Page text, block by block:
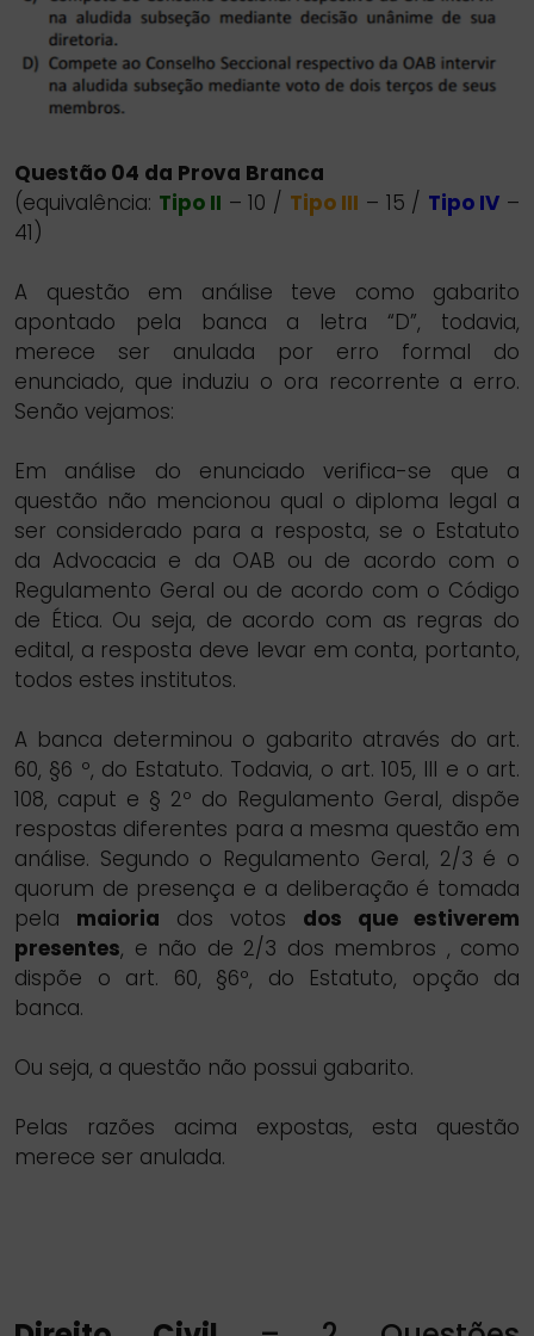
Questão 04 da Prova Branca
(equivalência: Tipo II – 10 / Tipo III – 15 / Tipo IV –
41)
A questão em análise teve como gabarito
apontado pela banca a letra “D”, todavia,
merece ser anulada por erro formal do
enunciado, que induziu o ora recorrente a erro.
Senão vejamos:
Em análise do enunciado verifica-se que a
questão não mencionou qual o diploma legal a
ser considerado para a resposta, se o Estatuto
da Advocacia e da OAB ou de acordo com o
Regulamento Geral ou de acordo com o Código
de Ética. Ou seja, de acordo com as regras do
edital, a resposta deve levar em conta, portanto,
todos estes institutos.
A banca determinou o gabarito através do art.
60, §6 º, do Estatuto. Todavia, o art. 105, III e o art.
108, caput e § 2º do Regulamento Geral, dispõe
respostas diferentes para a mesma questão em
análise. Segundo o Regulamento Geral, 2/3 é o
quorum de presença e a deliberação é tomada
pela maioria dos votos dos que estiverem
presentes, e não de 2/3 dos membros , como
dispõe o art. 60, §6º, do Estatuto, opção da
banca.
Ou seja, a questão não possui gabarito.
Pelas razões acima expostas, esta questão
merece ser anulada.